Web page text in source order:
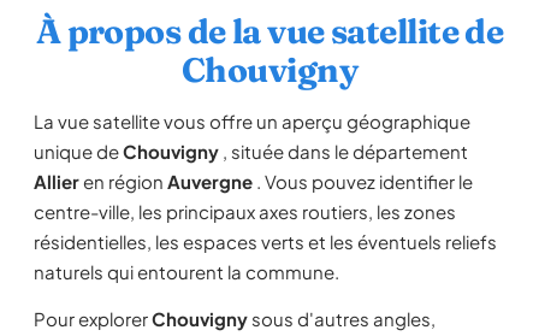
À propos de la vue satellite de
Chouvigny
La vue satellite vous offre un aperçu géographique
unique deChouvigny , située dans le département
Allieren région Auvergne . Vous pouvez identifier le
centre-ville, les principaux axes routiers, les zones
résidentielles, les espaces verts et les éventuels reliefs
naturels qui entourent la commune.
Pour explorerChouvigny sous d'autres angles,